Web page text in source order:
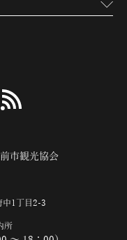
市観光協会
中1丁目2-3
所